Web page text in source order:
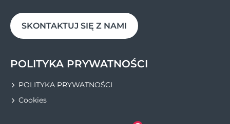
SKONTAKTUJ SIĘ Z NAMI
POLITYKA PRYWATNOŚCI
POLITYKA PRYWATNOŚCI
Cookies